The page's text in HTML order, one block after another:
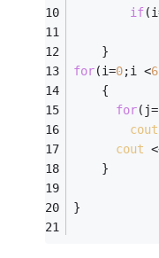
if
	}
for(i=0;i <6
	{
for(j=
cout
cout
	}
}